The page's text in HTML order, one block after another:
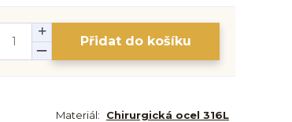
Přidat do košíku
Materiál:
Chirurgická ocel 316L